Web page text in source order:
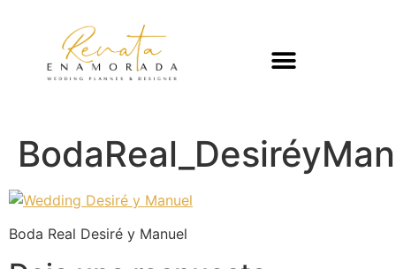
Boda Real Desiré y Manuel